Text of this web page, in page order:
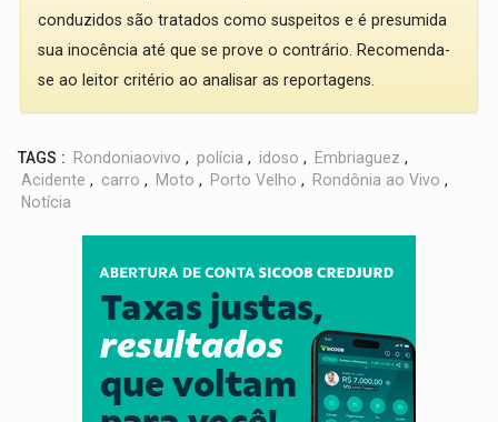
conduzidos são tratados como suspeitos e é presumida
sua inocência até que se prove o contrário. Recomenda-
se ao leitor critério ao analisar as reportagens.
TAGS : Rondoniaovivo , polícia , idoso , Embriaguez ,
Acidente , carro , Moto , Porto Velho , Rondônia ao Vivo ,
Notícia